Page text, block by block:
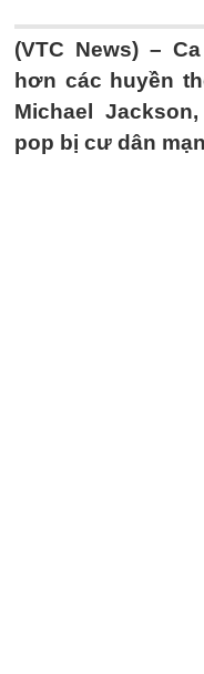
(VTC News) –
hơn các huyền
Michael
pop bị cư dân